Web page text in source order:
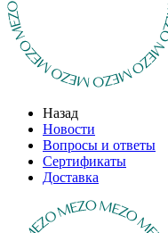
Назад
Новости
Вопросы и ответы
Сертификаты
Доставка